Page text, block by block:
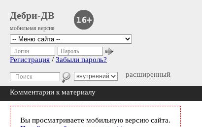
Дебри-ДВ
мобильная версия
расширенный
Логин Пароль
Регистрация / Забыли пароль?
Комментарии к материалу
Вы просматриваете мобильную версию сайта.